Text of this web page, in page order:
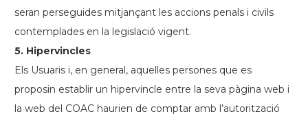
seran perseguides mitjançant les accions penals i civils
contemplades en la legislació vigent.
5. Hipervincles
Els Usuaris i, en general, aquelles persones que es
proposin establir un hipervincle entre la seva pàgina web i
la web del COAC haurien de comptar amb l’autorització